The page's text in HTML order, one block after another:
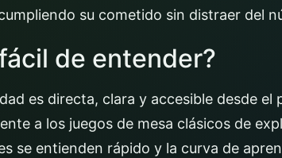
su cometido sin distraer del
de entender?
es directa, clara y accesible desde
a los juegos de mesa clásicos de
se entienden rápido y la curva de